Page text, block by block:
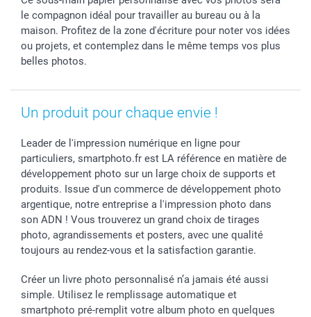
Cadres photo & accessoires déco
Dénicheur d'idées cadeau
Communion
Baptême
Toussaint
Rentrée des classes
Vie privée
Gestion des cookies
Tarifs
Partenariats & Influence
smartfriends
Livraison
Modes de paiement
Grandes quantités
le compagnon idéal pour travailler au bureau ou à la
maison. Profitez de la zone d'écriture pour noter vos idées
ou projets, et contemplez dans le même temps vos plus
belles photos.
Un produit pour chaque envie !
Leader de l'impression numérique en ligne pour
particuliers, smartphoto.fr est LA référence en matière de
développement photo sur un large choix de supports et
produits. Issue d'un commerce de développement photo
argentique, notre entreprise a l'impression photo dans
son ADN ! Vous trouverez un grand choix de tirages
photo, agrandissements et posters, avec une qualité
toujours au rendez-vous et la satisfaction garantie.
Créer un livre photo personnalisé n’a jamais été aussi
simple. Utilisez le remplissage automatique et
smartphoto pré-remplit votre album photo en quelques